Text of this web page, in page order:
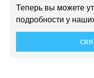
Теперь вы можете
подробности у